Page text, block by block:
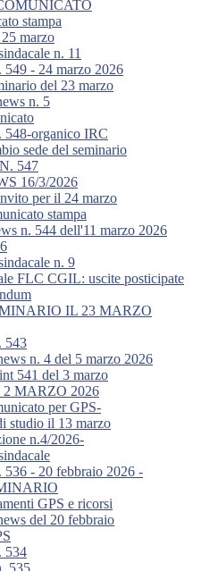
stampa
marzo
n. 11
- 24 marzo 2026
del 23 marzo
n. 5
organico IRC
sede del seminario
547
16/3/2026
per il 24 marzo
stampa
n. 544 dell'11 marzo 2026
n. 9
FLC CGIL: uscite posticipate
IL 23 MARZO
543
n. 4 del 5 marzo 2026
541 del 3 marzo
MARZO 2026
per GPS-
studio il 13 marzo
n.4/2026-
- 20 febbraio 2026 -
GPS e ricorsi
del 20 febbraio
534